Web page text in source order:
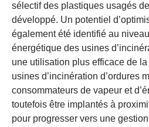
sélectif des plastiques usagés
développé. Un potentiel
également été identifié au
énergétique des usines
une utilisation plus efficace de
usines d’incinération d’ordures
consommateurs de vapeur et
toutefois être implantés à
pour progresser vers une